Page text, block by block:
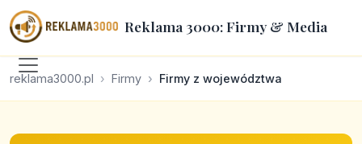
Reklama 3000: Firmy & Media
reklama3000.pl Firmy Firmy z województwa